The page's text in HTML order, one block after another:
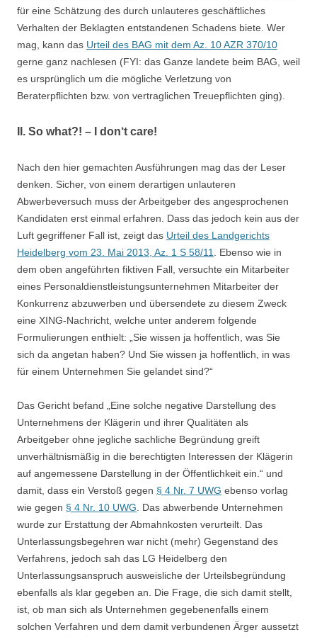
für eine Schätzung des durch unlauteres geschäftliches
Verhalten der Beklagten entstandenen Schadens biete. Wer
mag, kann das Urteil des BAG mit dem Az. 10 AZR 370/10
gerne ganz nachlesen (FYI: das Ganze landete beim BAG, weil
es ursprünglich um die mögliche Verletzung von
Beraterpflichten bzw. von vertraglichen Treuepflichten ging).
II. So what?! – I don‘t care!
Nach den hier gemachten Ausführungen mag das der Leser
denken. Sicher, von einem derartigen unlauteren
Abwerbeversuch muss der Arbeitgeber des angesprochenen
Kandidaten erst einmal erfahren. Dass das jedoch kein aus der
Luft gegriffener Fall ist, zeigt das Urteil des Landgerichts
Heidelberg vom 23. Mai 2013, Az. 1 S 58/11
. Ebenso wie in
dem oben angeführten fiktiven Fall, versuchte ein Mitarbeiter
eines Personaldienstleistungsunternehmen Mitarbeiter der
Konkurrenz abzuwerben und übersendete zu diesem Zweck
eine XING-Nachricht, welche unter anderem folgende
Formulierungen enthielt: „Sie wissen ja hoffentlich, was Sie
sich da angetan haben? Und Sie wissen ja hoffentlich, in was
für einem Unternehmen Sie gelandet sind?“
Das Gericht befand „Eine solche negative Darstellung des
Unternehmens der Klägerin und ihrer Qualitäten als
Arbeitgeber ohne jegliche sachliche Begründung greift
unverhältnismäßig in die berechtigten Interessen der Klägerin
auf angemessene Darstellung in der Öffentlichkeit ein.“ und
damit, dass ein Verstoß gegen § 4 Nr. 7 UWG ebenso vorlag
wie gegen § 4 Nr. 10 UWG . Das abwerbende Unternehmen
wurde zur Erstattung der Abmahnkosten verurteilt. Das
Unterlassungsbegehren war nicht (mehr) Gegenstand des
Verfahrens, jedoch sah das LG Heidelberg den
Unterlassungsanspruch ausweisliche der Urteilsbegründung
ebenfalls als klar gegeben an. Die Frage, die sich damit stellt,
ist, ob man sich als Unternehmen gegebenenfalls einem
solchen Verfahren und dem damit verbundenen Ärger aussetzt